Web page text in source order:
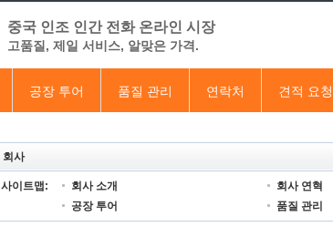
중국 인조 인간 전화 온라인 시장
고품질, 제일 서비스, 알맞은 가격.
공장 투어 품질 관리 연락처 견적 요청
회사
사이트맵: 회사 소개 회사 연혁
공장 투어
품질 관리